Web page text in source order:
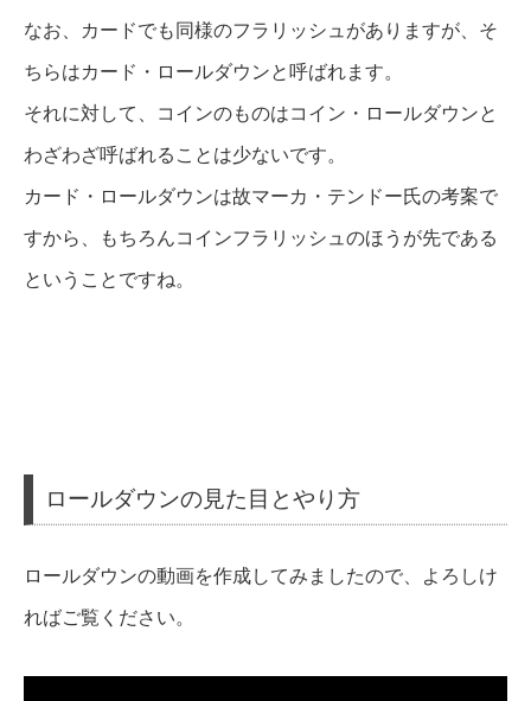
なお、カードでも同様のフラリッシュがありますが、そ
ちらはカード・ロールダウンと呼ばれます。
それに対して、コインのものはコイン・ロールダウンと
わざわざ呼ばれることは少ないです。
カード・ロールダウンは故マーカ・テンドー氏の考案で
すから、もちろんコインフラリッシュのほうが先である
ということですね。
ロールダウンの見た目とやり方
ロールダウンの動画を作成してみましたので、よろしけ
ればご覧ください。